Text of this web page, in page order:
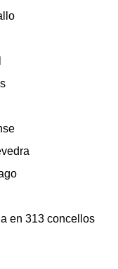
en 313 concellos